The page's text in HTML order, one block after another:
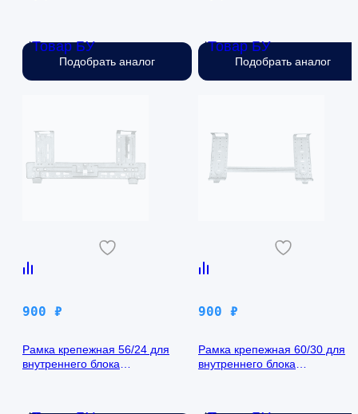
Товар БУ
Нет в наличии
Подобрать аналог
Товар БУ
Нет в наличии
Подобрать аналог
900 ₽
Рамка крепежная 56/24 для
внутреннего блока
900 ₽
Рамка крепежная 60/30 для
внутреннего блока